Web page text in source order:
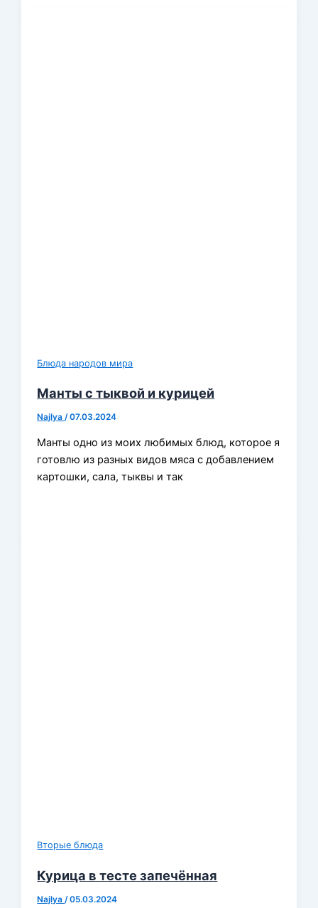
Блюда народов мира
Манты с тыквой и курицей
Najlya/07.03.2024
Манты одно из моих любимых блюд, которое я
готовлю из разных видов мяса с добавлением
картошки, сала, тыквы и так
Вторые блюда
Курица в тесте запечённая
Najlya /05.03.2024